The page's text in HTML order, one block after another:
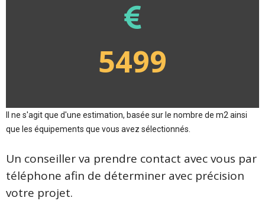
5499
Il ne s'agit que d'une estimation, basée sur le nombre de m2 ainsi
que les équipements que vous avez sélectionnés.
Un conseiller va prendre contact avec vous par
téléphone afin de déterminer avec précision
votre projet.